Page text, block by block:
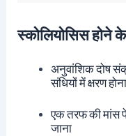
स्कोलियोसिस होने
अनुवांशिक दोष
संधियों में क्षरण होना
एक तरफ की मांस
जाना